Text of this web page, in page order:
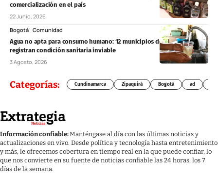
comercialización en el país
22 Junio, 2026
Bogotá Comunidad
Agua no apta para consumo humano: 12 municipios de Colombia
registran condición sanitaria inviable
3 Agosto, 2026
Categorías: Cundinamarca Zipaquirá Bogotá ad
Información confiable:Manténgase al día con las últimas noticias y
actualizaciones en vivo. Desde política y tecnología hasta entretenimiento
y más, le ofrecemos cobertura en tiempo real en la que puede confiar, lo
que nos convierte en su fuente de noticias confiable las 24 horas, los 7
días de la semana.